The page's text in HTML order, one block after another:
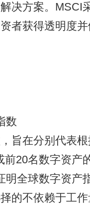
决方案。MSCI
者获得透明度
数
在分别代表根
前20名数字资产
全球数字资产
不依赖于工作